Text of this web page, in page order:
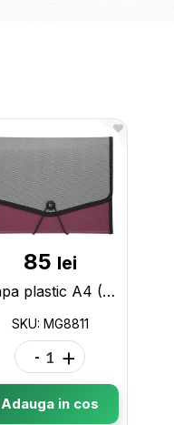
85 lei
Mapa plastic A4 (12sectii) (ML16-18) MG8811
SKU: MG8811
- +
Adauga in cos